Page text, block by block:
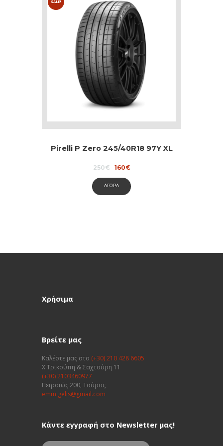
SALE!
Pirelli P Zero 245/40R18 97Y XL
250€
Original
was:
250€.
160€Current
is:
160€.
ΑΓΟΡΑ
Χρήσιμα
Βρείτε μας
Καλέστε μας στο (+30) 210 428 6605
Χ.Τρικούπη & Σαχτούρη 11
(+30) 2103460977
Πειραιώς 200, Ταύρος
emm.gelis@gmail.com
Κάντε εγγραφή στο Newsletter μας!